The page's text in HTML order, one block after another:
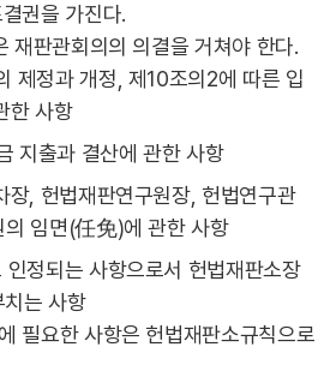
권을 가진다.
재판관회의의 의결을 거쳐야 한다.
제정과 개정, 제10조의2에 따른 입
한 사항
지출과 결산에 관한 사항
장, 헌법재판연구원장, 헌법연구관
임면(任免)에 관한 사항
인정되는 사항으로서 헌법재판소장
는 사항
필요한 사항은 헌법재판소규칙으로